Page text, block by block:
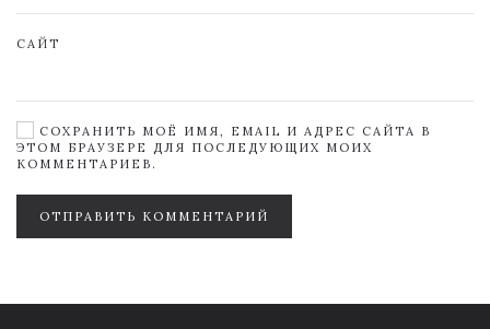
САЙТ
СОХРАНИТЬ МОЁ ИМЯ, EMAIL И АДРЕС САЙТА В
ЭТОМ БРАУЗЕРЕ ДЛЯ ПОСЛЕДУЮЩИХ МОИХ
КОММЕНТАРИЕВ.
ОТПРАВИТЬ КОММЕНТАРИЙ